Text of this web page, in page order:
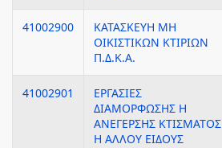
41002900
ΚΑΤΑΣΚΕΥΗ ΜΗ
ΟΙΚΙΣΤΙΚΩΝ ΚΤΙΡΙΩΝ
Π.Δ.Κ.Α.
41002901
ΕΡΓΑΣΙΕΣ
ΔΙΑΜΟΡΦΩΣΗΣ Η
ΑΝΕΓΕΡΣΗΣ ΚΤΙΣΜΑΤΟΣ
Η ΑΛΛΟΥ ΕΙΔΟΥΣ